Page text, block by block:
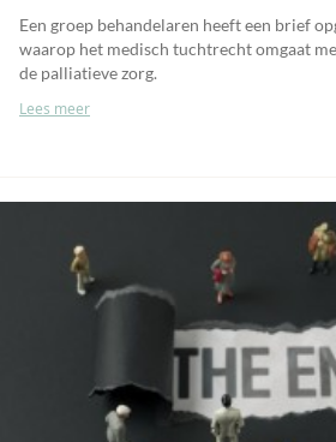
Een groep behandelaren heeft een brief
waarop het medisch tuchtrecht omgaat
de palliatieve zorg.
Lees meer